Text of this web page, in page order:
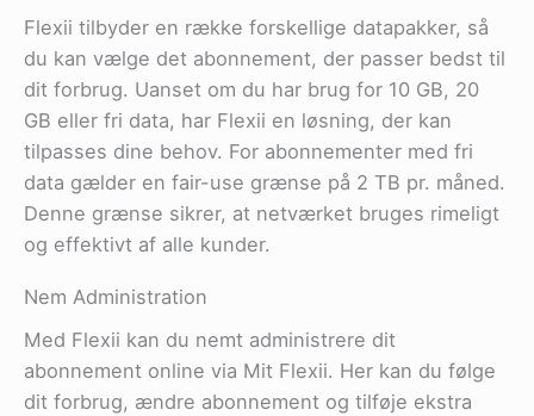
Flexii tilbyder en række forskellige datapakker, så
du kan vælge det abonnement, der passer bedst til
dit forbrug. Uanset om du har brug for 10 GB, 20
GB eller fri data, har Flexii en løsning, der kan
tilpasses dine behov. For abonnementer med fri
data gælder en fair-use grænse på 2 TB pr. måned.
Denne grænse sikrer, at netværket bruges rimeligt
og effektivt af alle kunder.
Nem Administration
Med Flexii kan du nemt administrere dit
abonnement online via Mit Flexii. Her kan du følge
dit forbrug, ændre abonnement og tilføje ekstra